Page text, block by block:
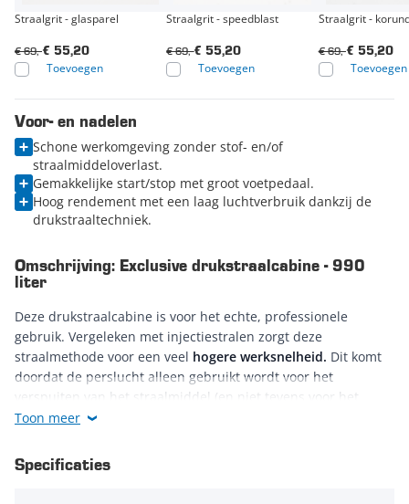
Straalgrit - glasparel
€ 55,20
€ 69,-
Toevoegen
Straalgrit - speedblast
€ 55,20
€ 69,-
Toevoegen
Straalgrit -
€ 55,20
€ 69,-
Toevoegen
Voor- en nadelen
Schone werkomgeving zonder stof- en/of
straalmiddeloverlast.
Gemakkelijke start/stop met groot voetpedaal.
Hoog rendement met een laag luchtverbruik dankzij de
drukstraaltechniek.
Omschrijving: Exclusive drukstraalcabine - 990
liter
Deze drukstraalcabine is voor het echte, professionele
gebruik. Vergeleken met injectiestralen zorgt deze
straalmethode voor een veel hogere werksnelheid. Dit komt
doordat de perslucht alleen gebruikt wordt voor het
verspuiten van het straalmiddel (en niet tevens voor het
opzuigen ervan). De lucht wordt efficiënt verbruikt.
Zicht
Toon meer
Specificaties